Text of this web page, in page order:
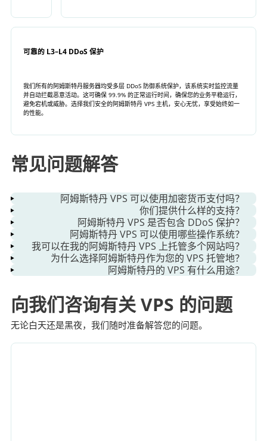
可靠的 L3–L4 DDoS 保护
我们所有的阿姆斯特丹服务器均受多层 DDoS 防御系统保护，该系统实时监控流量
并自动拦截恶意活动。这可确保 99.9% 的正常运行时间，确保您的业务平稳运行，
避免宕机或威胁。选择我们安全的阿姆斯特丹 VPS 主机，安心无忧，享受始终如一
的性能。
常见问题解答
阿姆斯特丹 VPS 可以使用加密货币支付吗？
是的。我们接受多种付款方式，包括加密货币、PayPal 和银行
卡。即时激活 VPS，享受灵活的计费周期。
你们提供什么样的支持？
我们的 24/7 技术支持团队随时准备为您提供帮助。无论是操
作系统设置、备份还是配置，我们都为全球所有客户提供英语
指导。
阿姆斯特丹 VPS 是否包含 DDoS 保护？
每台阿姆斯特丹 VPS 都内置 DDoS 防护和高级防火墙，保障您
的数据安全并延长正常运行时间。我们的系统可实时自动检测
并缓解攻击。
阿姆斯特丹 VPS 可以使用哪些操作系统？
您可以选择 Ubuntu、Debian 和 CentOS 等 Linux 发行版，或
Windows Server 版本。每台 VPS 均可通过我们易于使用的控
我可以在我的阿姆斯特丹 VPS 上托管多个网站吗？
是的，您可以在一个 VPS 套餐下托管多个网站或应用程序。通
WordPress、电子商务或开发项目。
为什么选择阿姆斯特丹作为您的 VPS 托管地？
阿姆斯特丹是欧洲主要的互联网交换中心之一，确保闪电般的
连接速度和低延迟。在这里托管您的 VPS，可确保稳定的性能
和卓越的网络速度，满足全球和区域流量的需求。
阿姆斯特丹的 VPS 有什么用途？
器，非常适合需要低延迟的欧洲网站、SaaS 平台和云项目。您
将获得完整的 root 权限、SSD NVMe 存储以及可靠的 99.9%
正常运行时间基础设施。
向我们咨询有关 VPS 的问题
无论白天还是黑夜，我们随时准备解答您的问题。